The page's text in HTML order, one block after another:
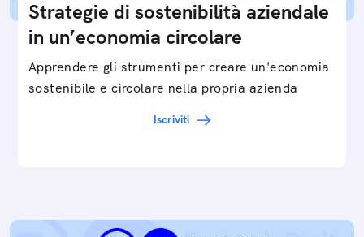
Strategie di sostenibilità aziendale
in un’economia circolare
Apprendere gli strumenti per creare un'economia
sostenibile e circolare nella propria azienda
Iscriviti